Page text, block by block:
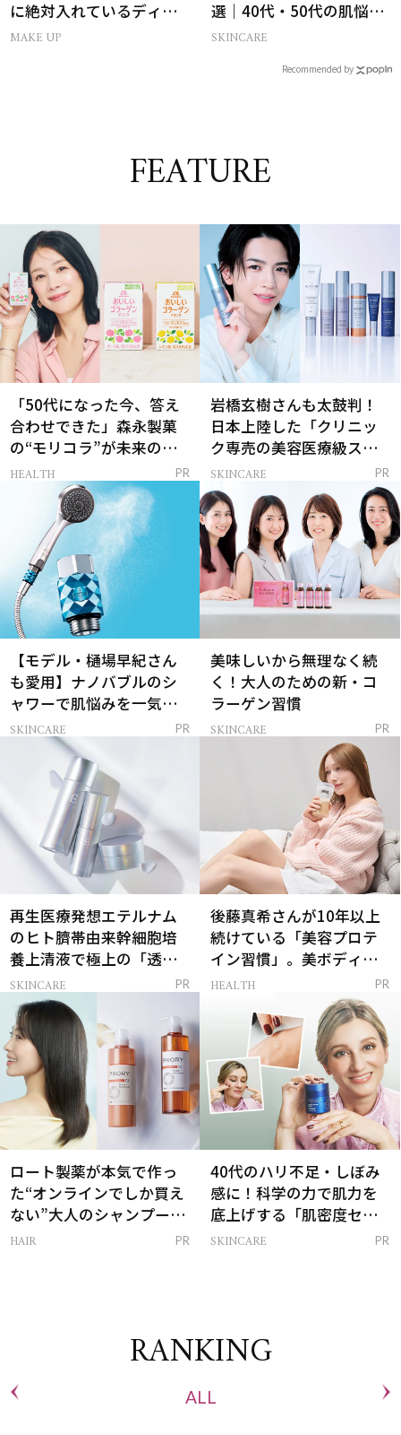
に絶対入れているディオ
ールの名品パレット
MAKE UP
選｜40代・50代の肌悩み
別まとめ
SKINCARE
Recommended by
FEATURE
「50代になった今、答え
合わせできた」森永製菓
の“モリコラ”が未来のキ
レイを連れてくる！
HEALTH PR
岩橋玄樹さんも太鼓判！
日本上陸した「クリニッ
ク専売の美容医療級スキ
ンケア」
SKINCARE PR
【モデル・樋場早紀さん
も愛用】ナノバブルのシ
ャワーで肌悩みを一気に
解決
SKINCARE PR
美味しいから無理なく続
く！大人のための新・コ
ラーゲン習慣
SKINCARE PR
再生医療発想エテルナム
のヒト臍帯由来幹細胞培
養上清液で極上の「透明
感ハリ肌」へ
SKINCARE PR
後藤真希さんが10年以上
続けている「美容プロテ
イン習慣」。美ボディを
支える朝ルーティンと
HEALTH PR
ロート製薬が本気で作っ
た“オンラインでしか買え
ない”大人のシャンプー＆
トリートメントって？
HAIR PR
40代のハリ不足・しぼみ
感に！科学の力で肌力を
底上げする「肌密度セラ
ム」
SKINCARE PR
RANKING
ALL